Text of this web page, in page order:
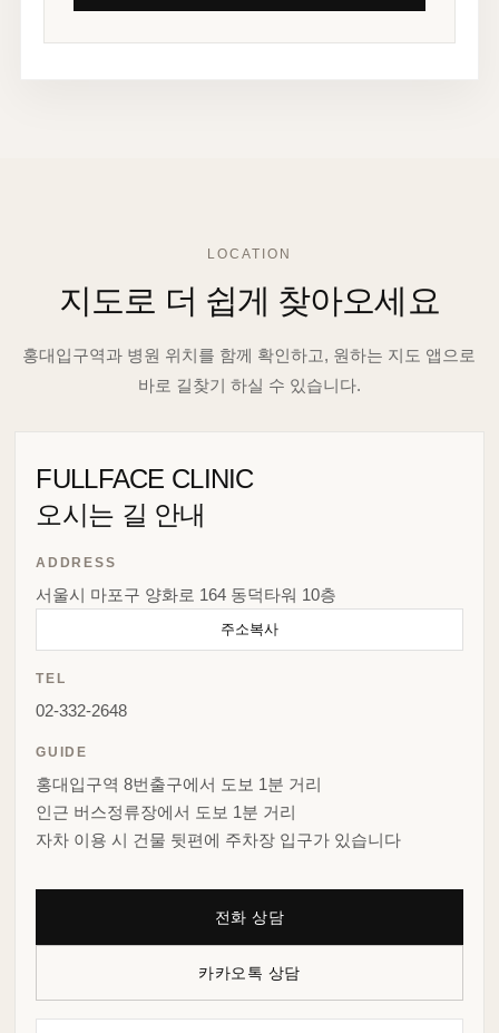
LOCATION
지도로 더 쉽게 찾아오세요
홍대입구역과 병원 위치를 함께 확인하고, 원하는 지도 앱으로
바로 길찾기 하실 수 있습니다.
FULLFACE CLINIC
오시는 길 안내
ADDRESS
서울시 마포구 양화로 164 동덕타워 10층
주소복사
TEL
02-332-2648
GUIDE
홍대입구역 8번출구에서 도보 1분 거리
인근 버스정류장에서 도보 1분 거리
자차 이용 시 건물 뒷편에 주차장 입구가 있습니다
전화 상담
카카오톡 상담